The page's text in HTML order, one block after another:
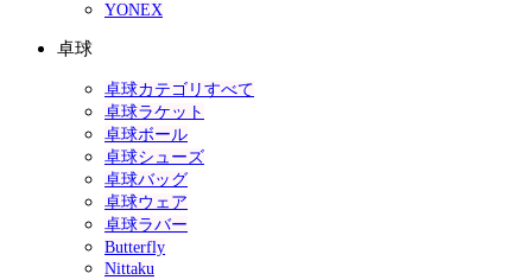
YONEX
卓球
卓球カテゴリすべて
卓球ラケット
卓球ボール
卓球シューズ
卓球バッグ
卓球ウェア
卓球ラバー
Butterfly
Nittaku